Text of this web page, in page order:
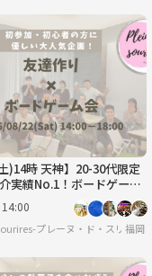
社会人友達作りサークル】
)14時 天神】20-30代限定
実績No.1！ボードゲーム
り☆初心者歓迎／満席続
プレーヌ・ド・スリール
福岡